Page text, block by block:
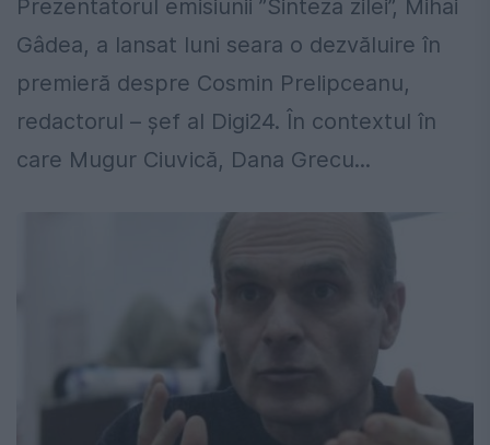
Prezentatorul emisiunii ”Sinteza zilei”, Mihai
Gâdea, a lansat luni seara o dezvăluire în
premieră despre Cosmin Prelipceanu,
redactorul – şef al Digi24. În contextul în
care Mugur Ciuvică, Dana Grecu...